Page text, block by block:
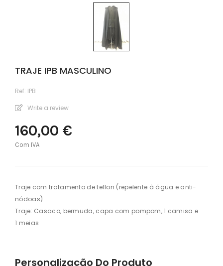
TRAJE IPB MASCULINO
Ref: IPB
Write a review
160,00 €
Com IVA
Traje com tratamento de teflon (repelente à água e anti-
nódoas)
Traje: Casaco, bermuda, capa com pompom, 1 camisa e
1 meias
Personalização Do Produto